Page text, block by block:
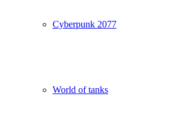
Cyberpunk 2077
World of tanks